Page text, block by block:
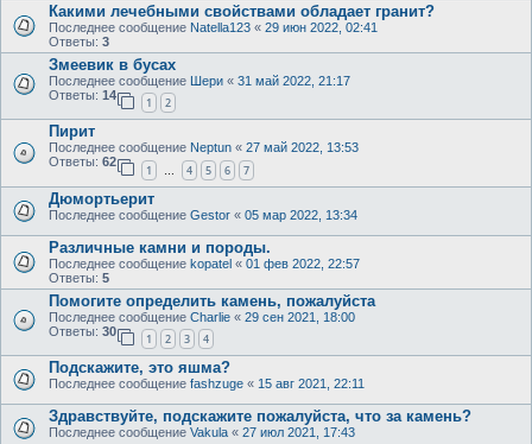
Какими лечебными свойствами обладает гранит?
Последнее сообщение Natella123 « 29 июн 2022, 02:41
Ответы: 3
Змеевик в бусах
Последнее сообщение Шери « 31 май 2022, 21:17
Ответы: 14
1 2
Пирит
Последнее сообщение Neptun « 27 май 2022, 13:53
Ответы: 62
1 … 4 5 6 7
Дюмортьерит
Последнее сообщение Gestor « 05 мар 2022, 13:34
Различные камни и породы.
Последнее сообщение kopatel « 01 фев 2022, 22:57
Ответы: 5
Помогите определить камень, пожалуйста
Последнее сообщение Charlie « 29 сен 2021, 18:00
Ответы: 30
1 2 3 4
Подскажите, это яшма?
Последнее сообщение fashzuge « 15 авг 2021, 22:11
Здравствуйте, подскажите пожалуйста, что за камень?
Последнее сообщение Vakula « 27 июл 2021, 17:43